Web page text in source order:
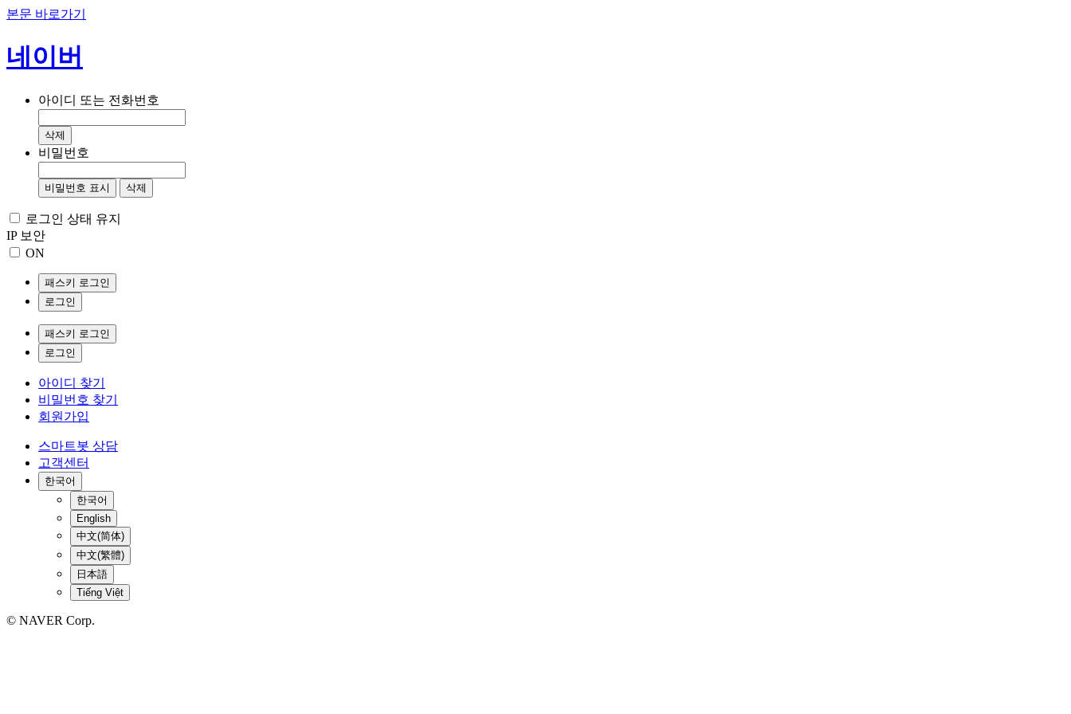
본문 바로가기
네이버
아이디 또는 전화번호
삭제
비밀번호
비밀번호 표시 삭제
로그인 상태 유지
IP 보안
ON
패스키 로그인
로그인
패스키 로그인
로그인
아이디 찾기
비밀번호 찾기
회원가입
스마트봇 상담
고객센터
한국어
한국어
English
中文(简体)
中文(繁體)
日本語
Tiếng Việt
© NAVER Corp.